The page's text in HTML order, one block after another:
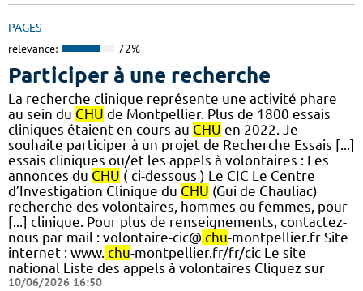
PAGES
relevance: 72%
Participer à une recherche
La recherche clinique représente une activité phare
au sein du CHU de Montpellier. Plus de 1800 essais
cliniques étaient en cours au CHU en 2022. Je
souhaite participer à un projet de Recherche Essais [...]
essais cliniques ou/et les appels à volontaires : Les
annonces du CHU ( ci-dessous ) Le CIC Le Centre
d’Investigation Clinique du CHU (Gui de Chauliac)
recherche des volontaires, hommes ou femmes, pour
[...] clinique. Pour plus de renseignements, contactez-
nous par mail : volontaire-cic@ chu-montpellier.fr Site
internet : www. chu-montpellier.fr/fr/cic Le site
national Liste des appels à volontaires Cliquez sur
10/06/2026 16:50